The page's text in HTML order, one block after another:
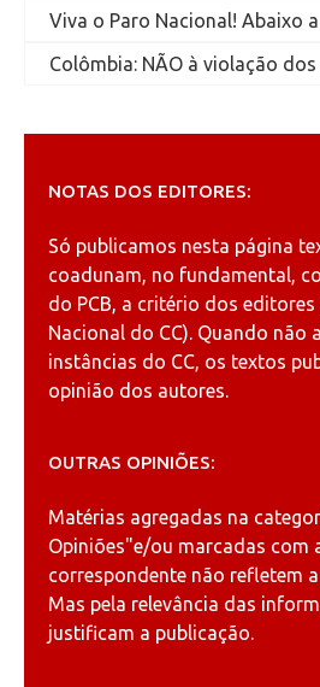
Viva o Paro Nacional! Abaixo
Colômbia: NÃO à violação
NOTAS DOS EDITORES:
Só publicamos nesta página
coadunam, no fundamental,
do PCB, a critério dos
Nacional do CC). Quando não
instâncias do CC, os textos
opinião dos autores.
OUTRAS OPINIÕES:
Matérias agregadas na
Opiniões"e/ou marcadas com
correspondente não refletem
Mas pela relevância das
justificam a publicação.